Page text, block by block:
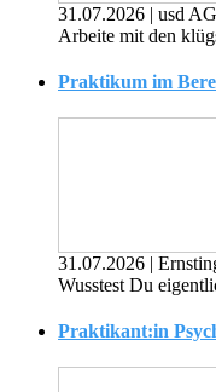
31.07.2026 | usd AG
Arbeite mit den
Praktikum im
31.07.2026 |
Wusstest Du
Praktikant:in